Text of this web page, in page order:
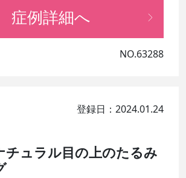
症例詳細へ
NO.63288
登録日：2024.01.24
チュラル目の上のたるみ